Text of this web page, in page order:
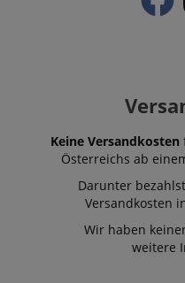
Keine Versandkosten
Österreichs ab
Darunter
Versandkosten
Wir haben
weitere